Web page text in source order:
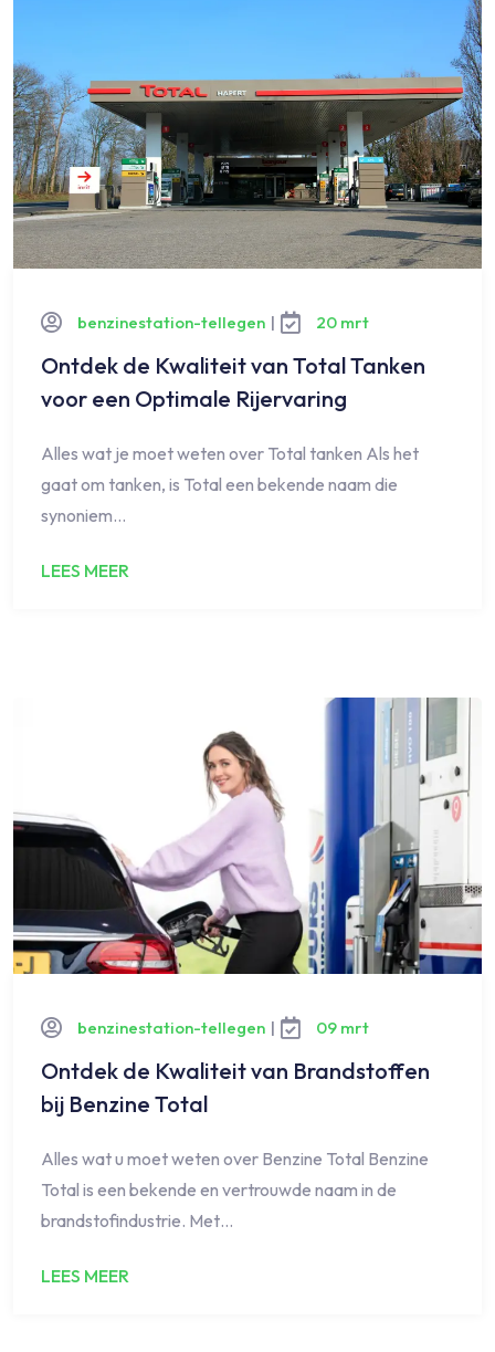
benzinestation-tellegen | 20 mrt
Ontdek de Kwaliteit van Total Tanken
voor een Optimale Rijervaring
Alles wat je moet weten over Total tanken Als het
gaat om tanken, is Total een bekende naam die
synoniem…
LEES MEER
benzinestation-tellegen | 09 mrt
Ontdek de Kwaliteit van Brandstoffen
bij Benzine Total
Alles wat u moet weten over Benzine Total Benzine
Total is een bekende en vertrouwde naam in de
brandstofindustrie. Met…
LEES MEER